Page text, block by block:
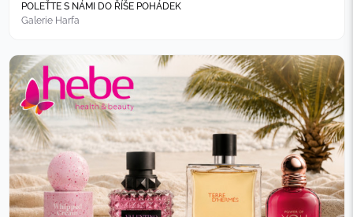
POLEŤTE S NÁMI DO ŘÍŠE POHÁDEK
Galerie Harfa